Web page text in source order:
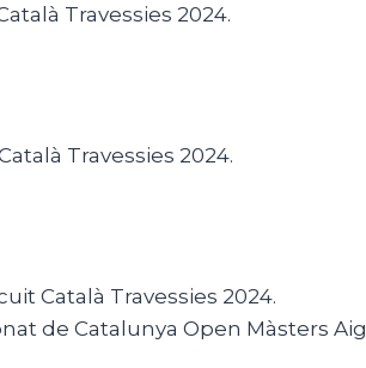
Travessies 2024.
Travessies 2024.
Català Travessies 2024.
de Catalunya Open Màsters